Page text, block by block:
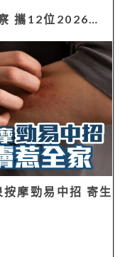
攜12位2026…
摩勁易中招 寄生